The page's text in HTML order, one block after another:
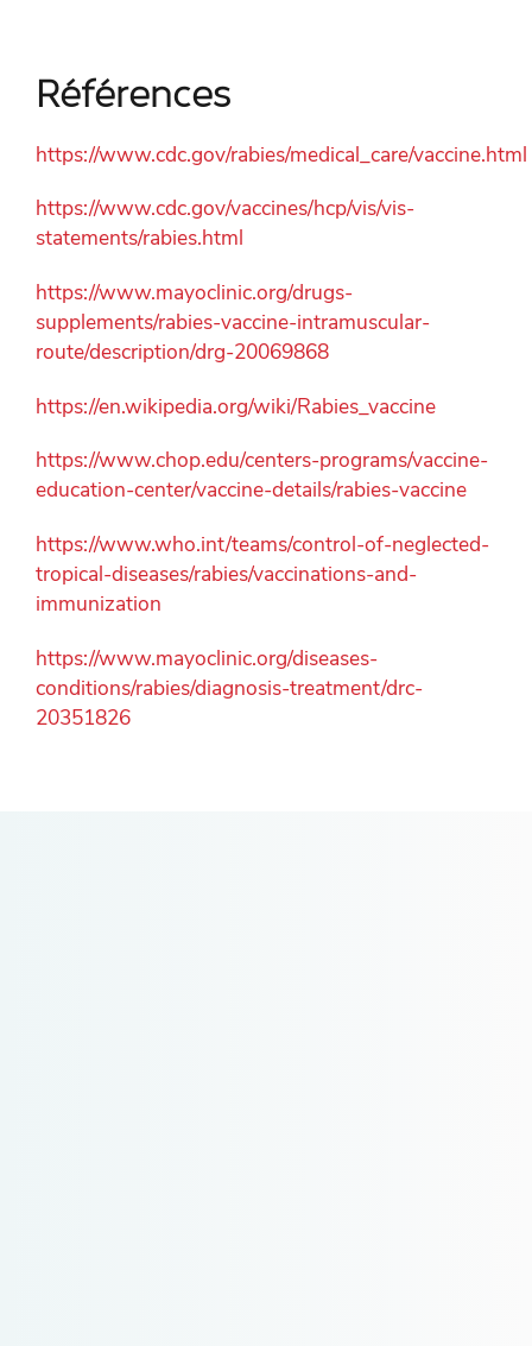
Références
https://www.cdc.gov/rabies/medical_care/vaccine.html
https://www.cdc.gov/vaccines/hcp/vis/vis-
statements/rabies.html
https://www.mayoclinic.org/drugs-
supplements/rabies-vaccine-intramuscular-
route/description/drg-20069868
https://en.wikipedia.org/wiki/Rabies_vaccine
https://www.chop.edu/centers-programs/vaccine-
education-center/vaccine-details/rabies-vaccine
https://www.who.int/teams/control-of-neglected-
tropical-diseases/rabies/vaccinations-and-
immunization
https://www.mayoclinic.org/diseases-
conditions/rabies/diagnosis-treatment/drc-
20351826